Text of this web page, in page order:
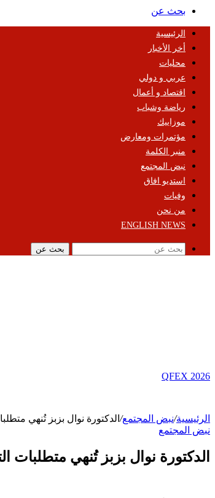
بحث عن
الرئيسية
أخر الأخبار
محليات
عربي و دولي
اقتصاد و أعمال
رياضة وشباب
موزاييك
مؤتمرات ومعارض
منبر الكلمة
نبض المجتمع
استديو افاق
وفيات
من نحن
ENGLISH NEWS
بحث عن
QFEX 2026
الرئيسية/نبض المجتمع/ الدكتورة نوال بزبز تُنهي
نبض المجتمع
الدكتورة نوال بزبز تُنهي